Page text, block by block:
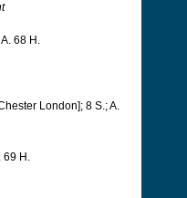
68 H.
London]; 8 S.; A.
69 H.